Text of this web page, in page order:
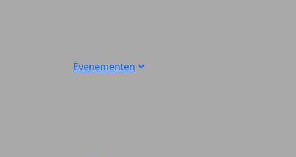
Evenementen